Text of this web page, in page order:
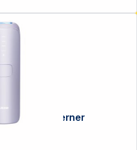
Ulike Air3 Provence purple IPL-Haarentferner